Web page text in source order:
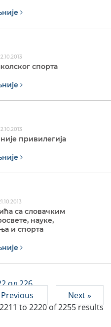
спорта
привилегија
са словачким
науке,
и спорта
од 226
Next »
2211to2220of2255results